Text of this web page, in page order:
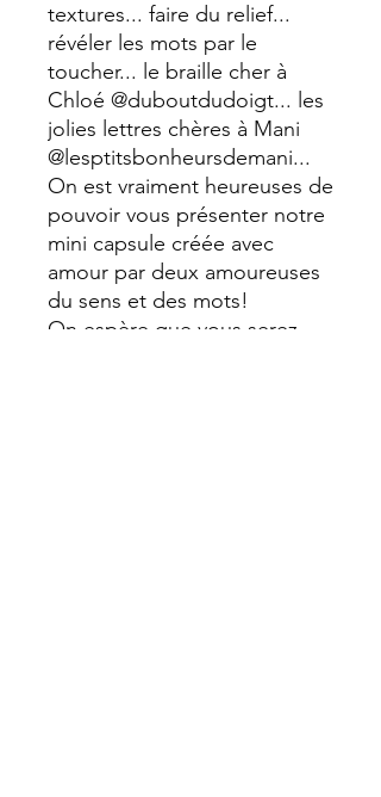
textures... faire du relief...
révéler les mots par le
toucher... le braille cher à
Chloé @duboutdudoigt... les
jolies lettres chères à Mani
@lesptitsbonheursdemani...
On est vraiment heureuses de
pouvoir vous présenter notre
mini capsule créée avec
amour par deux amoureuses
du sens et des mots!
On espère que vous serez